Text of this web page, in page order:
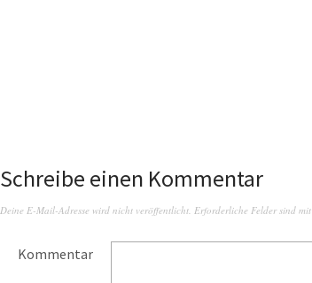
Schreibe einen Kommentar
Deine E-Mail-Adresse wird nicht veröffentlicht. Erforderliche Felder sind mit
Kommentar